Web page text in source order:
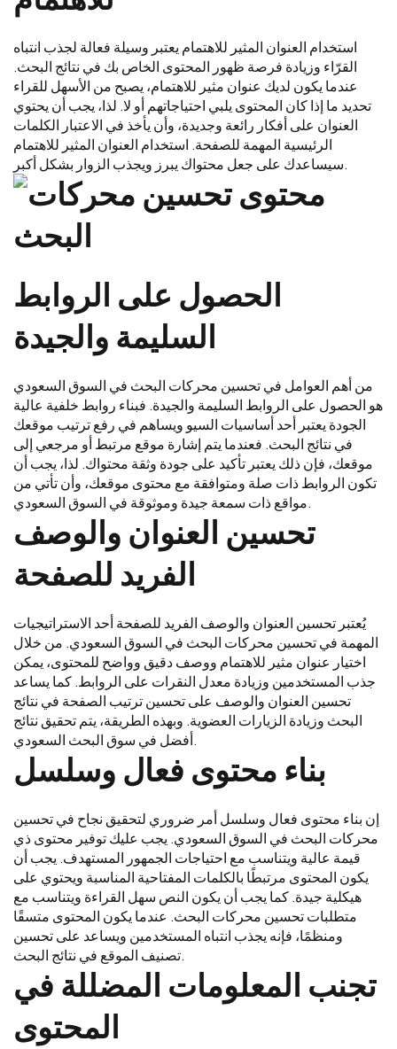
استخدام العنوان المثير للاهتمام يعتبر وسيلة فعالة لجذب انتباه
القرّاء وزيادة فرصة ظهور المحتوى الخاص بك في نتائج البحث.
عندما يكون لديك عنوان مثير للاهتمام، يصبح من الأسهل للقراء
تحديد ما إذا كان المحتوى يلبي احتياجاتهم أو لا. لذا، يجب أن يحتوي
العنوان على أفكار رائعة وجديدة، وأن يأخذ في الاعتبار الكلمات
الرئيسية المهمة للصفحة. استخدام العنوان المثير للاهتمام
سيساعدك على جعل محتواك يبرز ويجذب الزوار بشكل أكبر.
الحصول على الروابط
السليمة والجيدة
من أهم العوامل في تحسين محركات البحث في السوق السعودي
هو الحصول على الروابط السليمة والجيدة. فبناء روابط خلفية عالية
الجودة يعتبر أحد أساسيات السيو ويساهم في رفع ترتيب موقعك
في نتائج البحث. فعندما يتم إشارة موقع مرتبط أو مرجعي إلى
موقعك، فإن ذلك يعتبر تأكيد على جودة وثقة محتواك. لذا، يجب أن
تكون الروابط ذات صلة ومتوافقة مع محتوى موقعك، وأن تأتي من
مواقع ذات سمعة جيدة وموثوقة في السوق السعودي.
تحسين العنوان والوصف
الفريد للصفحة
يُعتبر تحسين العنوان والوصف الفريد للصفحة أحد الاستراتيجيات
المهمة في تحسين محركات البحث في السوق السعودي. من خلال
اختيار عنوان مثير للاهتمام ووصف دقيق وواضح للمحتوى، يمكن
جذب المستخدمين وزيادة معدل النقرات على الروابط. كما يساعد
تحسين العنوان والوصف على تحسين ترتيب الصفحة في نتائج
البحث وزيادة الزيارات العضوية. وبهذه الطريقة، يتم تحقيق نتائج
أفضل في سوق البحث السعودي.
بناء محتوى فعال وسلسل
إن بناء محتوى فعال وسلسل أمر ضروري لتحقيق نجاح في تحسين
محركات البحث في السوق السعودي. يجب عليك توفير محتوى ذي
قيمة عالية ويتناسب مع احتياجات الجمهور المستهدف. يجب أن
يكون المحتوى مرتبطًا بالكلمات المفتاحية المناسبة ويحتوي على
هيكلية جيدة. كما يجب أن يكون النص سهل القراءة ويتناسب مع
متطلبات تحسين محركات البحث. عندما يكون المحتوى متسقًا
ومنظمًا، فإنه يجذب انتباه المستخدمين ويساعد على تحسين
تصنيف الموقع في نتائج البحث.
تجنب المعلومات المضللة في
المحتوى